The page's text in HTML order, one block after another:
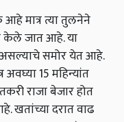
मात्र त्या तुलनेने
केले जात आहे. या
समोर येत आहे.
15 महिन्यांत
राजा बेजार होत
खतांच्या दरात वाढ